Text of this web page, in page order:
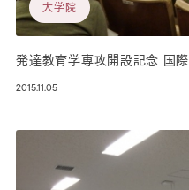
大学院
発達教育学専攻開設記念 国
2015.11.05